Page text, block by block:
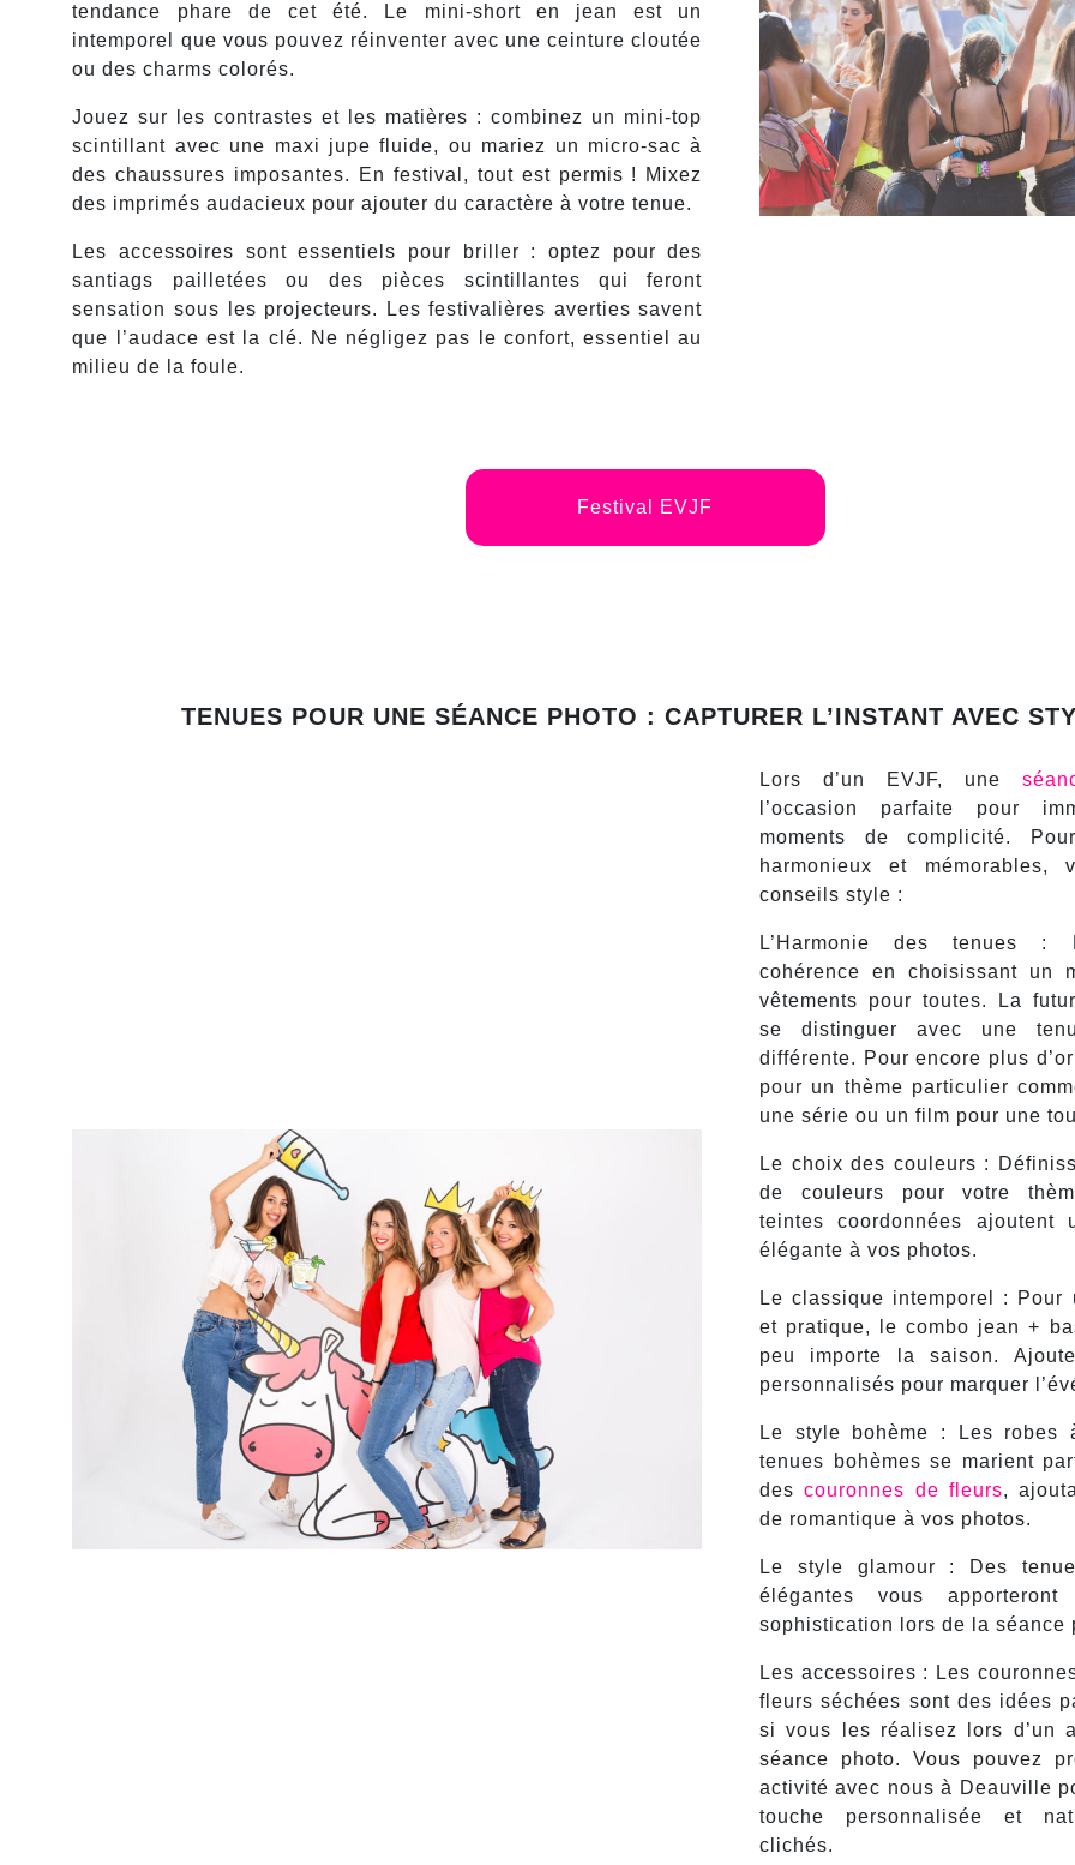
tendance phare de cet été. Le mini-short en jean est un
intemporel que vous pouvez réinventer avec une ceinture cloutée
ou des charms colorés.
Jouez sur les contrastes et les matières : combinez un mini-top
scintillant avec une maxi jupe fluide, ou mariez un micro-sac à
des chaussures imposantes. En festival, tout est permis ! Mixez
des imprimés audacieux pour ajouter du caractère à votre tenue.
Les accessoires sont essentiels pour briller : optez pour des
santiags pailletées ou des pièces scintillantes qui feront
sensation sous les projecteurs. Les festivalières averties savent
que l’audace est la clé. Ne négligez pas le confort, essentiel au
milieu de la foule.
Festival EVJF
TENUES POUR UNE SÉANCE PHOTO : CAPTURER L’INSTANT AVEC
Lors d’un EVJF, une
l’occasion parfaite pour
moments de complicité.
harmonieux et mémorables,
conseils style :
L’Harmonie des tenues :
cohérence en choisissant un
vêtements pour toutes. La
se distinguer avec une
différente. Pour encore plus
pour un thème particulier
une série ou un film pour une
Le choix des couleurs :
de couleurs pour votre
teintes coordonnées ajoutent
élégante à vos photos.
Le classique intemporel : Pour
et pratique, le combo jean +
peu importe la saison.
personnalisés pour marquer
Le style bohème : Les robes
tenues bohèmes se marient
descouronnes de fleurs,
de romantique à vos photos.
Le style glamour : Des
élégantes vous
sophistication lors de la séance
Les accessoires : Les
fleurs séchées sont des idées
si vous les réalisez lors d’un
séance photo. Vous pouvez
activité avec nous à Deauville
touche personnalisée et
clichés.